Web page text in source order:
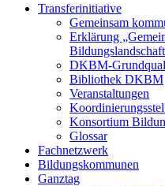
Transferinitiative
Gemeinsam
Erklärung
DKBM-
Bibliothek DKBM
Veranstaltungen
Konsortium
Glossar
Fachnetzwerk
Bildungskommunen
Ganztag